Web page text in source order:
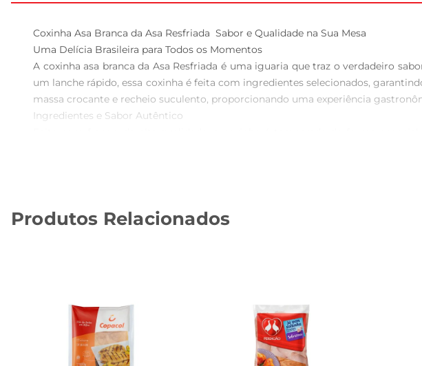
Coxinha Asa Branca da Asa Resfriada  Sabor e Qualidade na Sua Mesa
Uma Delícia Brasileira para Todos os Momentos
A coxinha asa branca da Asa Resfriada é uma iguaria que traz o verdadeiro
um lanche rápido, essa coxinha é feita com ingredientes selecionados,
massa crocante e recheio suculento, proporcionando uma experiência
Ingredientes e Sabor Autêntico
cuidado, é leve e possui uma textura que derrete na boca,
disso, é uma excelente escolha para acompanhar molhos variados, como
Produtos Relacionados